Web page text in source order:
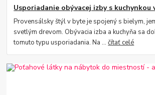
Usporiadanie obývacej izby s kuchynkou
Provensálsky štýl v byte je spojený s bielym,
svetlým drevom. Obývacia izba a kuchyňa sa
tomuto typu usporiadania. Na ...čítať celé